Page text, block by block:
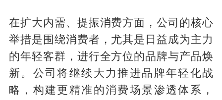
在扩大内需、提振消费方面，公司的核心
举措是围绕消费者，尤其是日益成为主力
的年轻客群，进行全方位的品牌与产品焕
新。公司将继续大力推进品牌年轻化战
略，构建更精准的消费场景渗透体系，